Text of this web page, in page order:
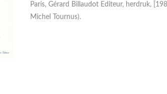
Paris, Gérard Billaudot Editeur, herdruk,
Michel Tournus).